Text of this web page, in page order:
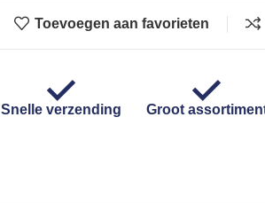
Toevoegen aan favorieten
Snelle verzending Groot